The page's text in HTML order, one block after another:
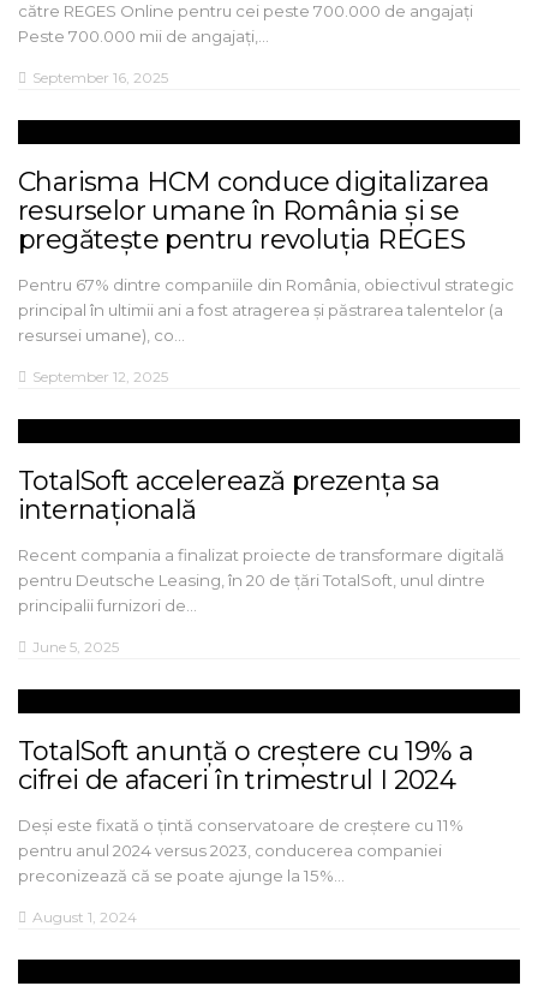
către REGES Online pentru cei peste 700.000 de angajați
Peste 700.000 mii de angajați,…
September 16, 2025
Charisma HCM conduce digitalizarea
resurselor umane în România și se
pregătește pentru revoluția REGES
Pentru 67% dintre companiile din România, obiectivul strategic
principal în ultimii ani a fost atragerea și păstrarea talentelor (a
resursei umane), co…
September 12, 2025
TotalSoft accelerează prezența sa
internațională
Recent compania a finalizat proiecte de transformare digitală
pentru Deutsche Leasing, în 20 de țări TotalSoft, unul dintre
principalii furnizori de…
June 5, 2025
TotalSoft anunță o creștere cu 19% a
cifrei de afaceri în trimestrul I 2024
Deși este fixată o țintă conservatoare de creștere cu 11%
pentru anul 2024 versus 2023, conducerea companiei
preconizează că se poate ajunge la 15%…
August 1, 2024